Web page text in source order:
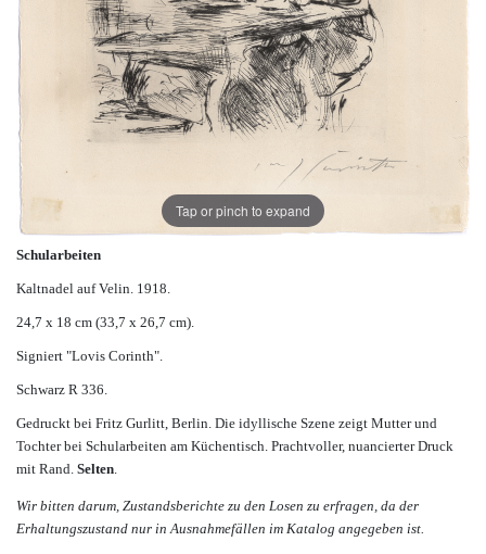
Tap or pinch to expand
Schularbeiten
Kaltnadel auf Velin. 1918.
24,7 x 18 cm (33,7 x 26,7 cm).
Signiert "Lovis Corinth".
Schwarz R 336.
Gedruckt bei Fritz Gurlitt, Berlin. Die idyllische Szene zeigt Mutter und
Tochter bei Schularbeiten am Küchentisch. Prachtvoller, nuancierter Druck
mit Rand. Selten
Wir bitten darum, Zustandsberichte zu den Losen zu erfragen, da der
Erhaltungszustand nur in Ausnahmefällen im Katalog angegeben ist.